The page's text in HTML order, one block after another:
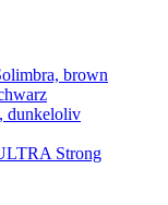
brown
dunkeloliv
Strong